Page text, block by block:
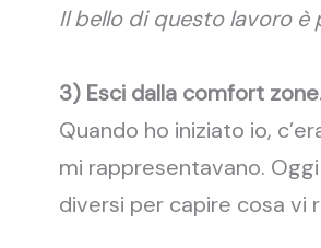
Il bello di questo lavoro è
3) Esci dalla comfort
Quando ho iniziato io,
mi rappresentavano.
diversi per capire cosa